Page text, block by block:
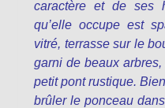
caractère et de ses
qu’elle occupe est
vitré, terrasse sur le
garni de beaux
petit pont rustique.
brûler le ponceau